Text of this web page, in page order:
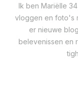
Ik ben Mariëlle
vloggen en foto's
er nieuwe
belevenissen en